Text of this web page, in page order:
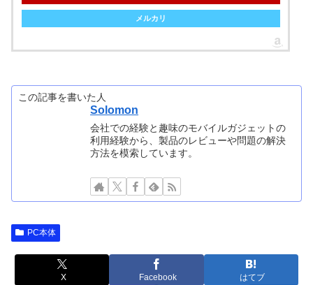
メルカリ
この記事を書いた人
Solomon
会社での経験と趣味のモバイルガジェットの
利用経験から、製品のレビューや問題の解決
方法を模索しています。
PC本体
X Facebook はてブ